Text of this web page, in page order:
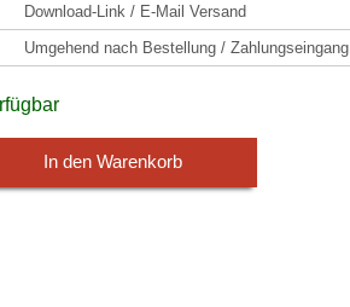
Download-Link / E-Mail Versand
Umgehend nach Bestellung / Zahlungseingang
In den Warenkorb